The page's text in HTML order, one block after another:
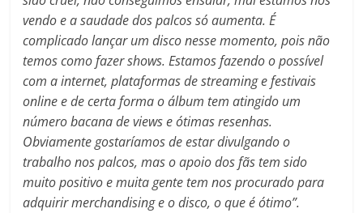
vendo e a saudade dos palcos só aumenta. É
complicado lançar um disco nesse momento, pois não
temos como fazer shows. Estamos fazendo o possível
com a internet, plataformas de streaming e festivais
online e de certa forma o álbum tem atingido um
número bacana de views e ótimas resenhas.
Obviamente gostaríamos de estar divulgando o
trabalho nos palcos, mas o apoio dos fãs tem sido
muito positivo e muita gente tem nos procurado para
adquirir merchandising e o disco, o que é ótimo”.